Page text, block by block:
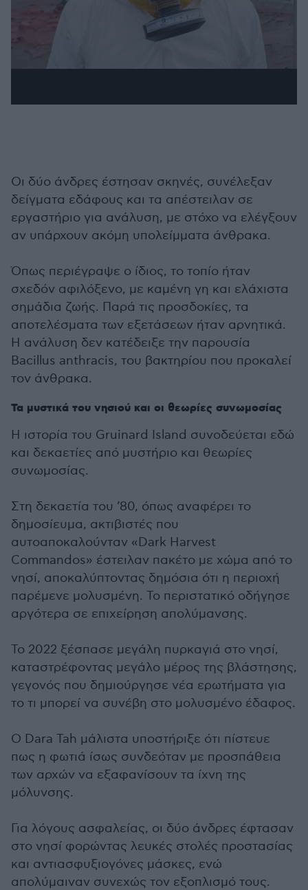
Οι δύο άνδρες έστησαν σκηνές, συνέλεξαν
δείγματα εδάφους και τα απέστειλαν σε
εργαστήριο για ανάλυση, με στόχο να ελέγξουν
αν υπάρχουν ακόμη υπολείμματα άνθρακα.
Όπως περιέγραψε ο ίδιος, το τοπίο ήταν
σχεδόν αφιλόξενο, με καμένη γη και ελάχιστα
σημάδια ζωής. Παρά τις προσδοκίες, τα
αποτελέσματα των εξετάσεων ήταν αρνητικά.
Η ανάλυση δεν κατέδειξε την παρουσία
Bacillus anthracis, του βακτηρίου που προκαλεί
τον άνθρακα.
Τα μυστικά του νησιού και οι θεωρίες συνωμοσίας
Η ιστορία του Gruinard Island συνοδεύεται εδώ
και δεκαετίες από μυστήριο και θεωρίες
συνωμοσίας.
Στη δεκαετία του ’80, όπως αναφέρει το
δημοσίευμα, ακτιβιστές που
αυτοαποκαλούνταν «Dark Harvest
Commandos» έστειλαν πακέτο με χώμα από το
νησί, αποκαλύπτοντας δημόσια ότι η περιοχή
παρέμενε μολυσμένη. Το περιστατικό οδήγησε
αργότερα σε επιχείρηση απολύμανσης.
Το 2022 ξέσπασε μεγάλη πυρκαγιά στο νησί,
καταστρέφοντας μεγάλο μέρος της βλάστησης,
γεγονός που δημιούργησε νέα ερωτήματα για
το τι μπορεί να συνέβη στο μολυσμένο έδαφος.
Ο Dara Tah μάλιστα υποστήριξε ότι πίστευε
πως η φωτιά ίσως συνδεόταν με προσπάθεια
των αρχών να εξαφανίσουν τα ίχνη της
μόλυνσης.
Για λόγους ασφαλείας, οι δύο άνδρες έφτασαν
στο νησί φορώντας λευκές στολές προστασίας
και αντιασφυξιογόνες μάσκες, ενώ
απολύμαιναν συνεχώς τον εξοπλισμό τους.